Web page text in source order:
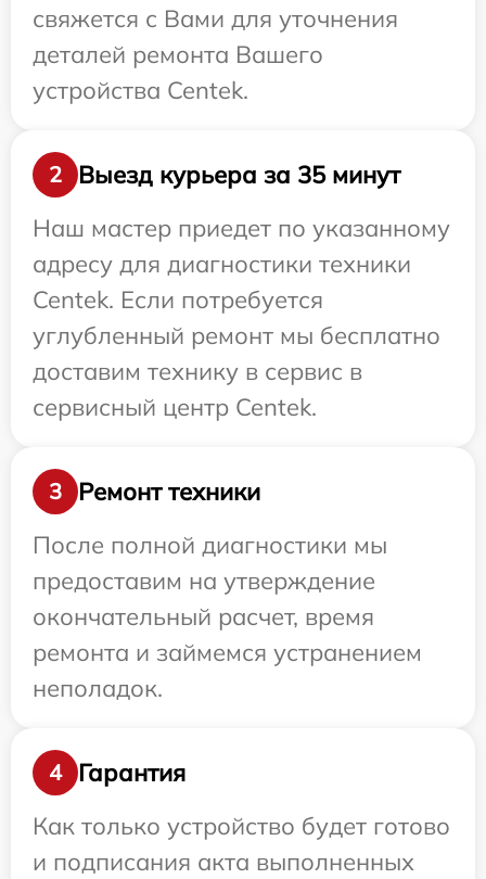
свяжется с Вами для уточнения
деталей ремонта Вашего
устройства Centek.
2
Выезд курьера за 35 минут
Наш мастер приедет по указанному
адресу для диагностики техники
Centek. Если потребуется
углубленный ремонт мы бесплатно
доставим технику в сервис в
сервисный центр Centek.
3
Ремонт техники
После полной диагностики мы
предоставим на утверждение
окончательный расчет, время
ремонта и займемся устранением
неполадок.
4
Гарантия
Как только устройство будет готово
и подписания акта выполненных